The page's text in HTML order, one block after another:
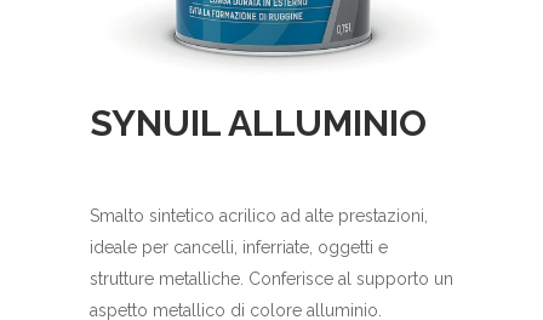
SYNUIL ALLUMINIO
Smalto sintetico acrilico ad alte prestazioni,
ideale per cancelli, inferriate, oggetti e
strutture metalliche. Conferisce al supporto un
aspetto metallico di colore alluminio.